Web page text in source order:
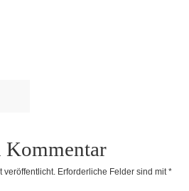
Kommentar
veröffentlicht. Erforderliche Felder sind mit*